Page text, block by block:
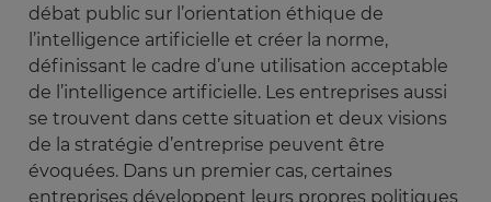
débat public sur l’orientation éthique de
l’intelligence artificielle et créer la norme,
définissant le cadre d’une utilisation acceptable
de l’intelligence artificielle. Les entreprises aussi
se trouvent dans cette situation et deux visions
de la stratégie d’entreprise peuvent être
évoquées. Dans un premier cas, certaines
entreprises développent leurs propres politiques